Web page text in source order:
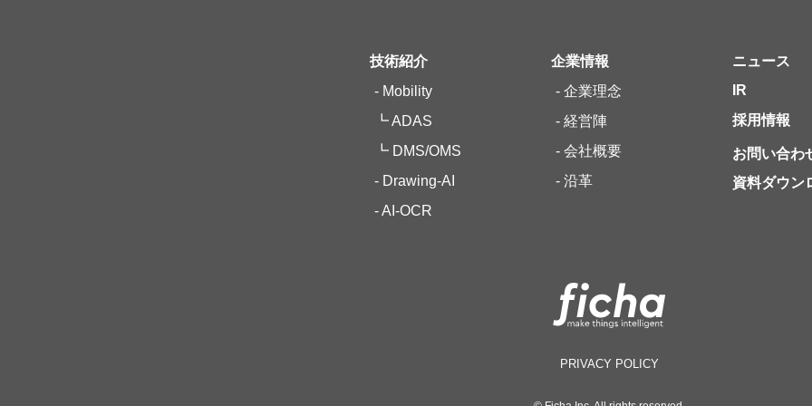
技術紹介
- Mobility
┗ ADAS
┗ DMS/OMS
- Drawing-AI
- AI-OCR
企業情報
- 企業理念
- 経営陣
- 会社概要
- 沿革
ニュース
IR
採用情報
お問い合わ
資料ダウン
PRIVACY POLICY